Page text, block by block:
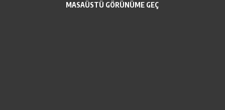
MASAÜSTÜ GÖRÜNÜME GEÇ